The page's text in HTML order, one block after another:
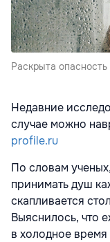
Раскрыта
Недавние
случае можно
profile.ru
По словам
принимать душ
скапливается
Выяснилось, что
в холодное